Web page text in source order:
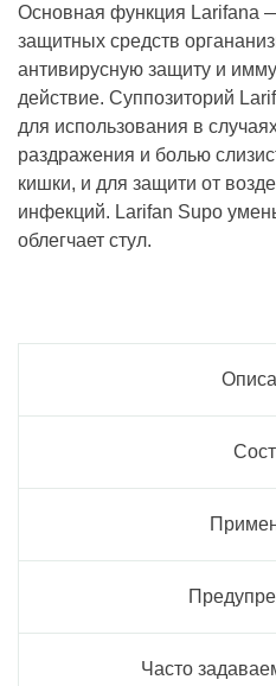
Основная функция Larifana
защитных средств
антивирусную защиту и
действие. Суппозиторий
для использования в
раздражения и болью
кишки, и для защити от
инфекций. Larifan Supo
облегчает стул.
Часто